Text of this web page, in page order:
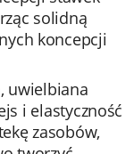
solidną
koncepcji
uwielbiana
i elastyczność
zasobów,